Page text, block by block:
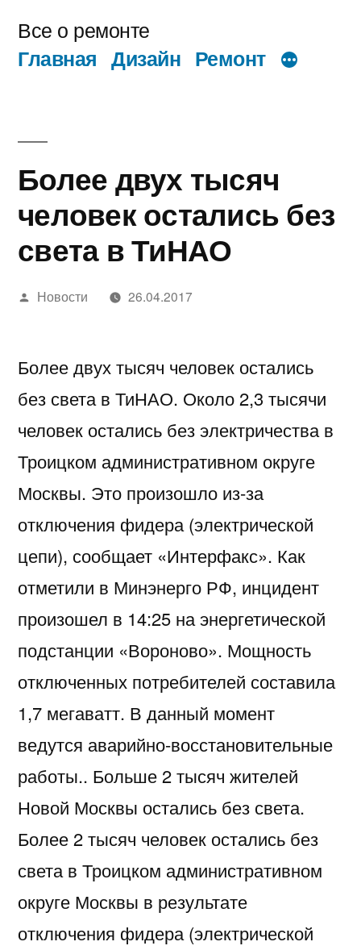
содержимому
Все о ремонте
Главная Дизайн Ремонт
Более двух тысяч
человек остались без
света в ТиНАО
Написано
Новости 26.04.2017
Более двух тысяч человек остались
без света в ТиНАО. Около 2,3 тысячи
человек остались без электричества в
Троицком административном округе
Москвы. Это произошло из-за
отключения фидера (электрической
цепи), сообщает «Интерфакс». Как
отметили в Минэнерго РФ, инцидент
произошел в 14:25 на энергетической
подстанции «Вороново». Мощность
отключенных потребителей составила
1,7 мегаватт. В данный момент
ведутся аварийно-восстановительные
работы.. Больше 2 тысяч жителей
Новой Москвы остались без света.
Более 2 тысяч человек остались без
света в Троицком административном
округе Москвы в результате
отключения фидера (электрической